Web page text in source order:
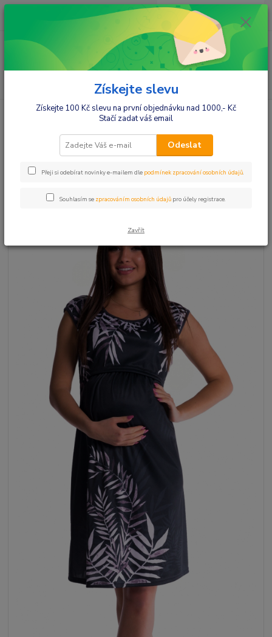
ks
za 0,00 Kč
Móda pro maminky Sukně,šaty Šaty
Be MaaMaa
Těhotenské a kojící šaty palma - černé
Be MaaMaa Těhotenské a kojící
šaty palma - černé
Získejte slevu
Získejte 100 Kč slevu na první objednávku nad 1000,- Kč
Stačí zadat váš email
Odeslat
Přeji si odebírat novinky e-mailem dle podmínek zpracování osobních údajů.
Souhlasím se zpracováním osobních údajů pro účely registrace.
Zavřít